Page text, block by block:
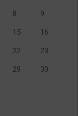
8 9
15 16
22 23
29 30